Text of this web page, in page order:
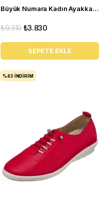
Büyük Numara Kadın Ayakkabı R4014 Siyah
₺3.830
₺9.310
SEPETE EKLE
%43 İNDIRIM